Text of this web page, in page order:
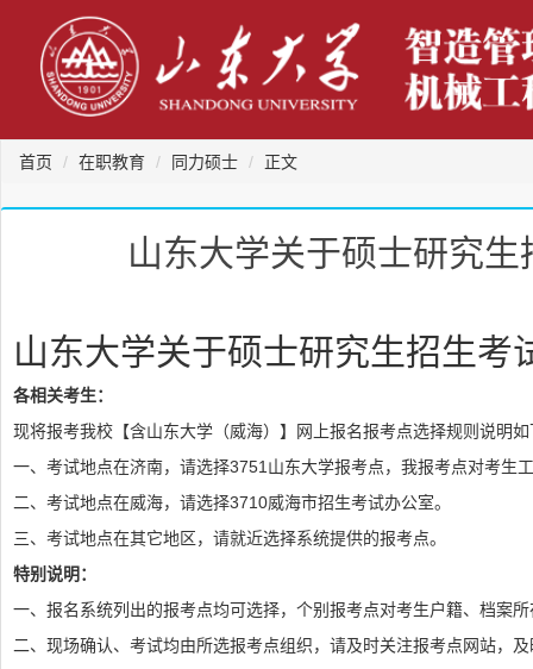
首页 在职教育 同力硕士 正文
山东大学关于硕士研究
山东大学关于硕士研究生招生考
各相关考生：
现将报考我校【含山东大学（威海）】网上报名报考点选择规则说明如
一、考试地点在济南，请选择3751山东大学报考点，我报考点对考生
二、考试地点在威海，请选择3710威海市招生考试办公室。
三、考试地点在其它地区，请就近选择系统提供的报考点。
特别说明：
一、报名系统列出的报考点均可选择，个别报考点对考生户籍、档案
二、现场确认、考试均由所选报考点组织，请及时关注报考点网站，